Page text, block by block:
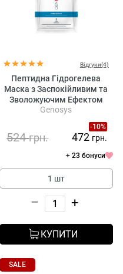
Відгуки(4)
Пептидна Гідрогелева
Маска з Заспокійливим та
Зволожуючим Ефектом
Genosys Pepetide Gel Mask
Genosys
-10%
524грн. 472 грн.
+ 23 бонуси
1 шт
– +
КУПИТИ
SALE